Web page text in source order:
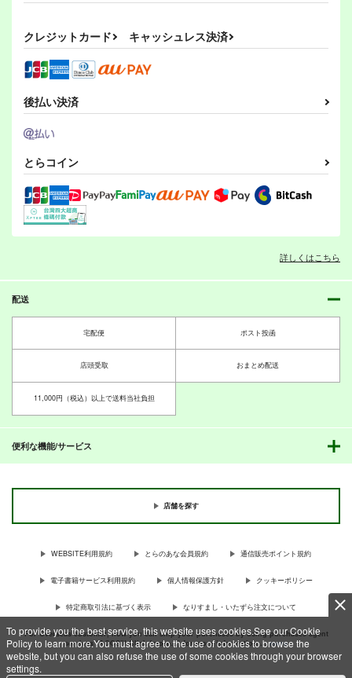
To provide you the best service, this website uses cookies.See our Cookie
Policy to learn more.You must agree to the use of cookies to browse the
website, but you can also refuse the use of some cookies through your browser
settings.
クレジットカード キャッシュレス決済
後払い決済
とらコイン
詳しくはこちら
配送
宅配便 ポスト投函
店頭受取 おまとめ配送
11,000円（税込）以上で送料当社負担
便利な機能/サービス
店舗を探す
WEBSITE利用規約 とらのあな会員規約 通信販売ポイント規約
電子書籍サービス利用規約 個人情報保護方針 クッキーポリシー
特定商取引法に基づく表示 なりすまし・いたずら注文について
For Overseas customer, now you can ship your purchases by using purchases agent
services “AOCS”! Click {more…} for more information …more